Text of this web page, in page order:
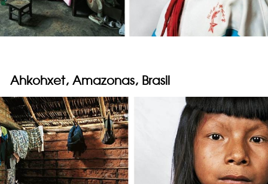
Ahkohxet, Amazonas, Brasil